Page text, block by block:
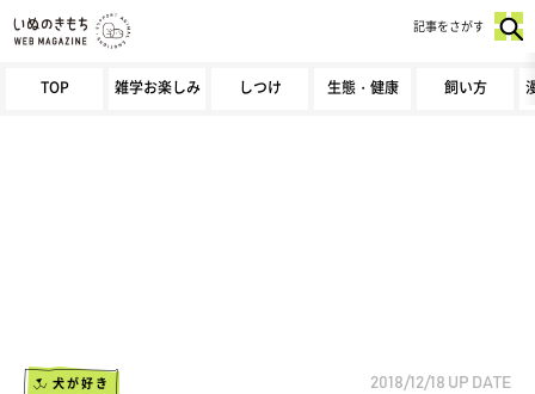
TOP 雑学お楽しみ しつけ 生態・健康 飼い方
記事をさがす
犬が好き 2018/12/18 UP DATE